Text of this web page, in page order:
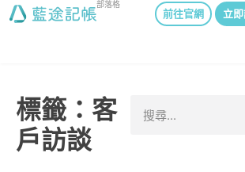
部落格
前往官網 立
標籤：客
戶訪談